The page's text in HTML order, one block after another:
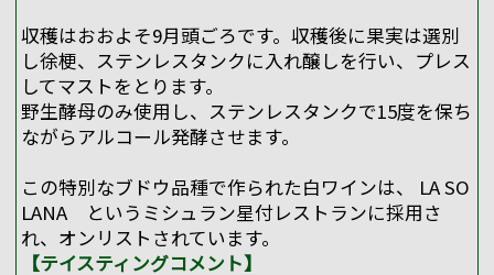
収穫はおおよそ9月頭ごろです。収穫後に果実は選別
し徐梗、ステンレスタンクに入れ醸しを行い、プレス
してマストをとります。
野生酵母のみ使用し、ステンレスタンクで15度を保ち
ながらアルコール発酵させます。
この特別なブドウ品種で作られた白ワインは、 LA SO
LANA というミシュラン星付レストランに採用さ
れ、オンリストされています。
【テイスティングコメント】